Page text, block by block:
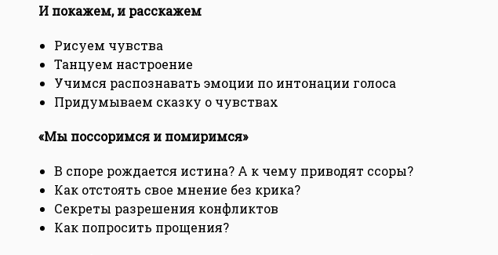
И покажем, и расскажем
Рисуем чувства
Танцуем настроение
Учимся распознавать эмоции по интонации голоса
Придумываем сказку о чувствах
«Мы поссоримся и помиримся»
В споре рождается истина? А к чему приводят ссоры?
Как отстоять свое мнение без крика?
Секреты разрешения конфликтов
Как попросить прощения?